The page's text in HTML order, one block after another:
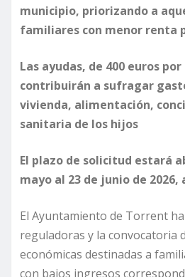
municipio, priorizando a
familiares con menor renta
Las ayudas, de 400 euros
contribuirán a sufragar
vivienda, alimentación,
sanitaria de los hijos
El plazo de solicitud estará
mayo al 23 de junio de 2026,
El Ayuntamiento de Torrent
reguladoras y la convocatoria
económicas destinadas a
con bajos ingresos